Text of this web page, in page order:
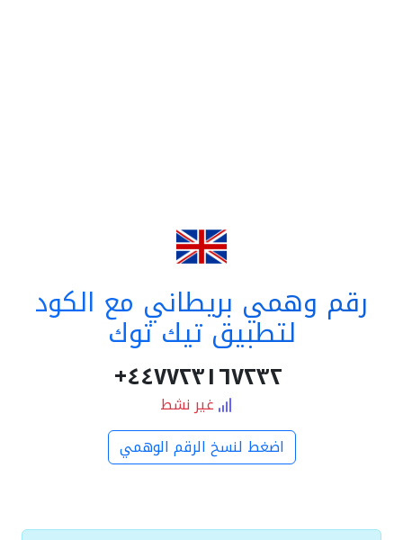
رقم وهمي بريطاني مع الكود
لتطبيق تيك توك
٤٤٧٧٢٣١٦٧٢٣٢+
غير نشط
اضغط لنسخ الرقم الوهمي